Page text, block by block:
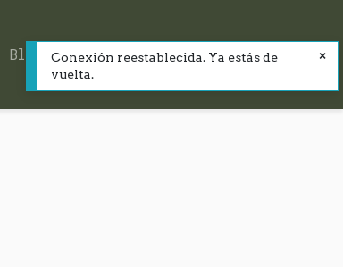
Blog Contacto
Conexión reestablecida. Ya estás de
vuelta.